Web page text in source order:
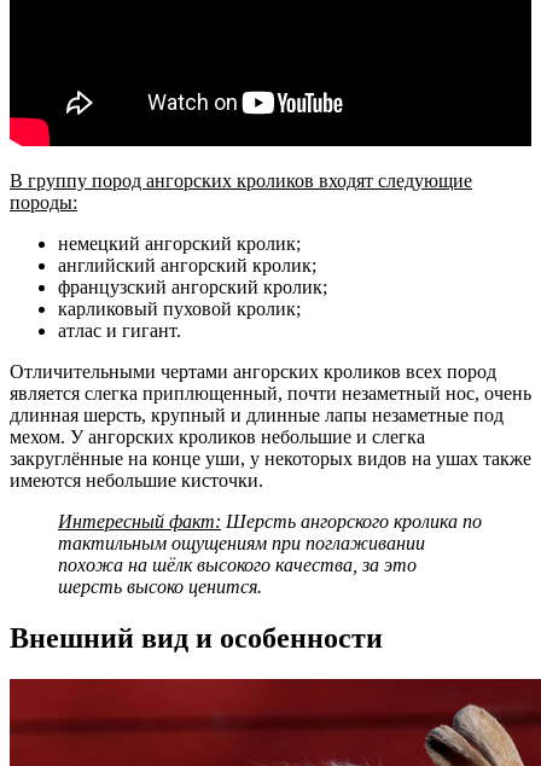
В группу пород ангорских кроликов входят следующие
породы:
немецкий ангорский кролик;
английский ангорский кролик;
французский ангорский кролик;
карликовый пуховой кролик;
атлас и гигант.
Отличительными чертами ангорских кроликов всех пород
является слегка приплющенный, почти незаметный нос, очень
длинная шерсть, крупный и длинные лапы незаметные под
мехом. У ангорских кроликов небольшие и слегка
закруглённые на конце уши, у некоторых видов на ушах также
имеются небольшие кисточки.
Интересный факт: Шерсть ангорского кролика по
тактильным ощущениям при поглаживании
похожа на шёлк высокого качества, за это
шерсть высоко ценится.
Внешний вид и особенности